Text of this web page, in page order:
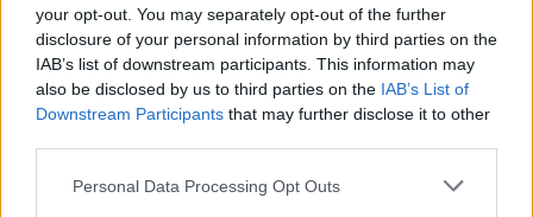
your opt-out. You may separately opt-out of the further
disclosure of your personal information by third parties on the
IAB’s list of downstream participants. This information may
also be disclosed by us to third parties on the IAB’s List of
Downstream Participants that may further disclose it to other
Please note that this website/app uses one or more Google
Personal Data Processing Opt Outs
Τρομερή ανατροπή
Ο Λεβαδειακός βρέθηκε πίσω στο σκορ με 2-
0 από τον ΟΦΗ στο «Λάμπρος Κατσώνης»,
όμως δεν εγκατέλειψε το παιχνίδι και
έφτασε σε εντυπωσιακή νίκη με 3-2. Οι